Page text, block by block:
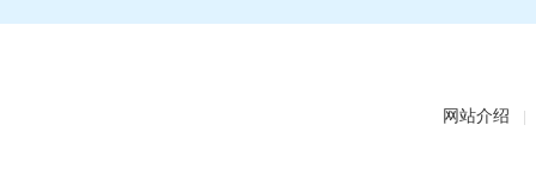
网站介绍